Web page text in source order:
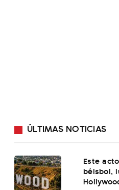
ÚLTIMAS NOTICIAS
Este
béisbol,